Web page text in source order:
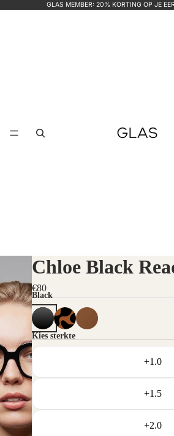
GLAS MEMBER: 20% KORTING OP JE
Chloe Black
€80
Black
Kies sterkte
+1.0
+1.5
+2.0